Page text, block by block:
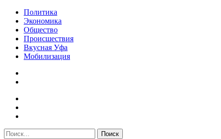
Политика
Экономика
Общество
Происшествия
Вкусная Уфа
Мобилизация